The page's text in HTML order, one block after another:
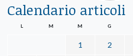
Calendario articoli
L M M G
1 2